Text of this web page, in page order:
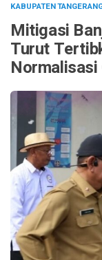
KABUPATEN
Mitigasi
Turut